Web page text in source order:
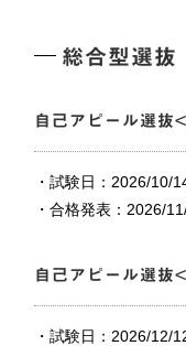
総合型選抜
自己アピール選抜
・試験日：2026/10/
・合格発表：2026/
自己アピール選抜
・試験日：2026/12/